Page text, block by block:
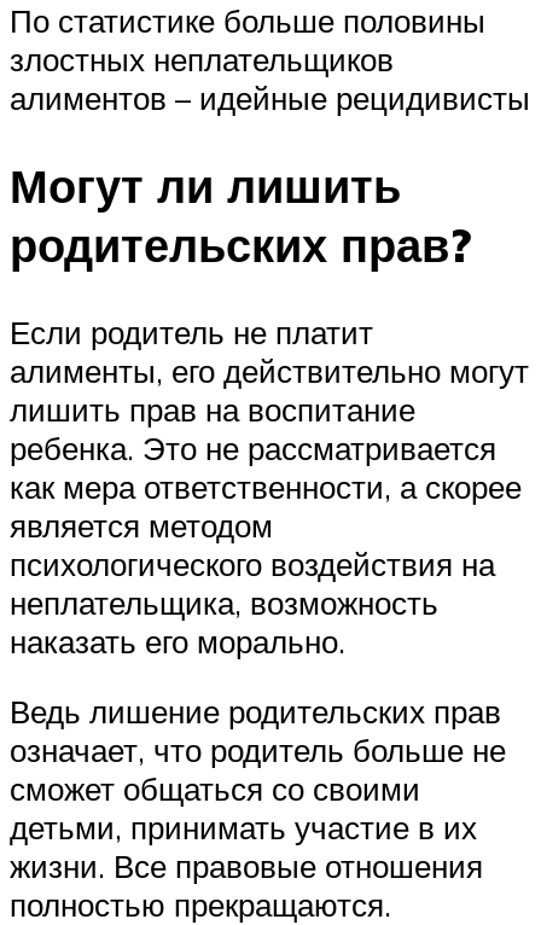
По статистике больше половины
злостных неплательщиков
алиментов – идейные рецидивисты
Могут ли лишить
родительских прав?
Если родитель не платит
алименты, его действительно могут
лишить прав на воспитание
ребенка. Это не рассматривается
как мера ответственности, а скорее
является методом
психологического воздействия на
неплательщика, возможность
наказать его морально.
Ведь лишение родительских прав
означает, что родитель больше не
сможет общаться со своими
детьми, принимать участие в их
жизни. Все правовые отношения
полностью прекращаются.